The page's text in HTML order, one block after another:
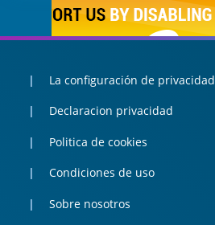
La configuración de privacidad
Declaracion privacidad
Politica de cookies
Condiciones de uso
Sobre nosotros